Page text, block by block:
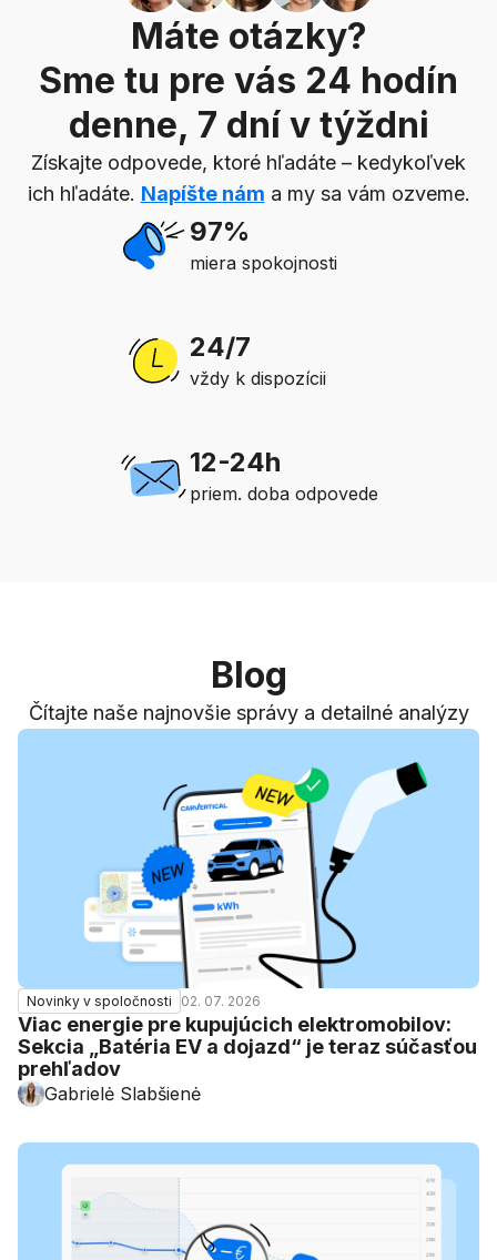
Máte otázky?
Sme tu pre vás 24 hodín
denne, 7 dní v týždni
Získajte odpovede, ktoré hľadáte – kedykoľvek
ich hľadáte. Napíšte nám a my sa vám ozveme.
97%
miera spokojnosti
24/7
vždy k dispozícii
12-24h
priem. doba odpovede
Blog
Čítajte naše najnovšie správy a detailné analýzy
Novinky v spoločnosti 02. 07. 2026
Viac energie pre kupujúcich elektromobilov:
Sekcia „Batéria EV a dojazd“ je teraz súčasťou
prehľadov
Gabrielė Slabšienė